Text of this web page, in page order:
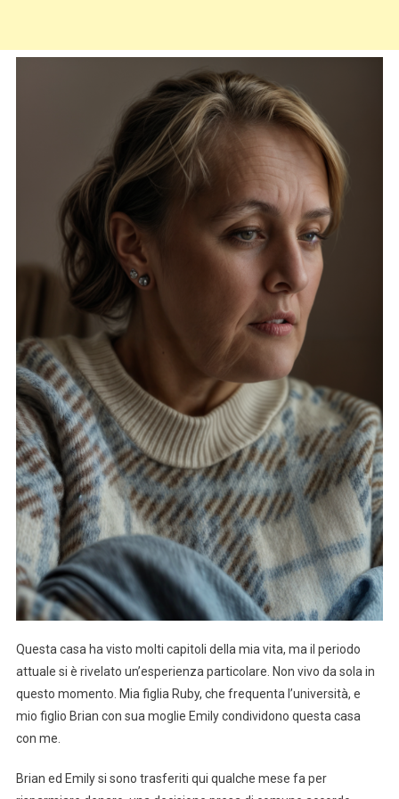
Questa casa ha visto molti capitoli della mia vita, ma il periodo
attuale si è rivelato un’esperienza particolare. Non vivo da sola in
questo momento. Mia figlia Ruby, che frequenta l’università, e
mio figlio Brian con sua moglie Emily condividono questa casa
con me.
Brian ed Emily si sono trasferiti qui qualche mese fa per